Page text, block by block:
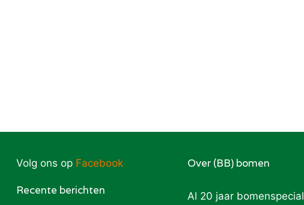
Volg ons op Facebook
Recente berichten
Over (BB) bomen
Al 20 jaar